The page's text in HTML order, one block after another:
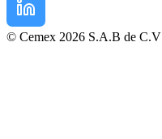
© Cemex 2026 S.A.B de C.V